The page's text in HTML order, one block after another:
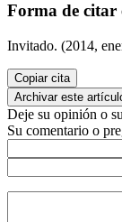
Forma de citar
Invitado. (2014,
Copiar cita
Archivar este
Deje su opinión o
Su comentario o